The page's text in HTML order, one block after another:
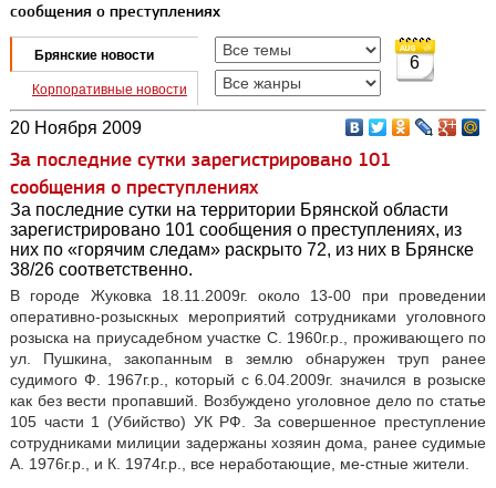
сообщения о преступлениях
Брянские новости
Корпоративные новости
6
20 Ноября 2009
За последние сутки зарегистрировано 101
сообщения о преступлениях
За последние сутки на территории Брянской области
зарегистрировано 101 сообщения о преступлениях, из
них по «горячим следам» раскрыто 72, из них в Брянске
38/26 соответственно.
В городе Жуковка 18.11.2009г. около 13-00 при проведении
оперативно-розыскных мероприятий сотрудниками уголовного
розыска на приусадебном участке С. 1960г.р., проживающего по
ул. Пушкина, закопанным в землю обнаружен труп ранее
судимого Ф. 1967г.р., который с 6.04.2009г. значился в розыске
как без вести пропавший. Возбуждено уголовное дело по статье
105 части 1 (Убийство) УК РФ. За совершенное преступление
сотрудниками милиции задержаны хозяин дома, ранее судимые
А. 1976г.р., и К. 1974г.р., все неработающие, ме-стные жители.